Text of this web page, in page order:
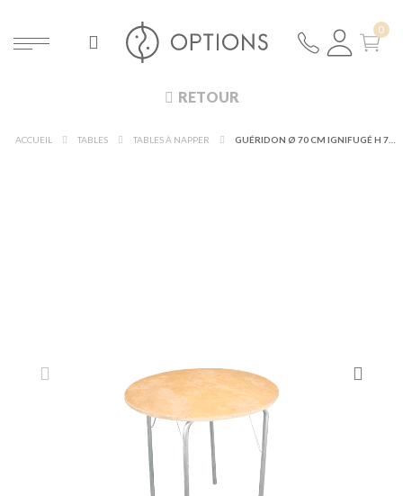
RETOUR
ACCUEIL TABLES TABLES À NAPPER